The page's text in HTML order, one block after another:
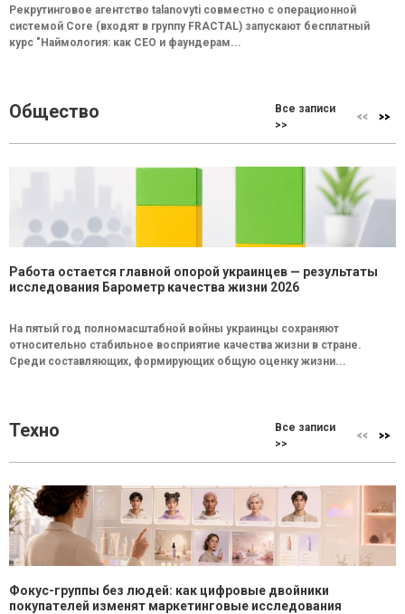
Рекрутинговое агентство talanovyti совместно с операционной
системой Core (входят в группу FRACTAL) запускают бесплатный
курс "Наймология: как СEO и фаундерам...
Общество
Все записи
>>
Работа остается главной опорой украинцев — результаты
исследования Барометр качества жизни 2026
На пятый год полномасштабной войны украинцы сохраняют
относительно стабильное восприятие качества жизни в стране.
Среди составляющих, формирующих общую оценку жизни...
Техно
Все записи
>>
Фокус-группы без людей: как цифровые двойники
покупателей изменят маркетинговые исследования